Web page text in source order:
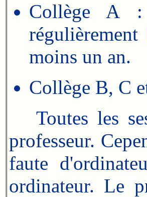
Collège A :
moins un an.
Collège B, C
Toutes les
professeur.
faute
ordinateur. Le